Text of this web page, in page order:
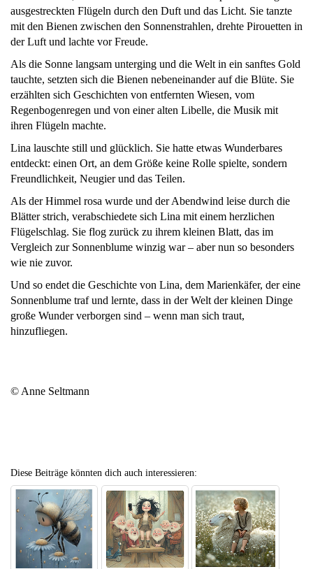
ausgestreckten Flügeln durch den Duft und das Licht. Sie tanzte
mit den Bienen zwischen den Sonnenstrahlen, drehte Pirouetten in
der Luft und lachte vor Freude.
Als die Sonne langsam unterging und die Welt in ein sanftes Gold
tauchte, setzten sich die Bienen nebeneinander auf die Blüte. Sie
erzählten sich Geschichten von entfernten Wiesen, vom
Regenbogenregen und von einer alten Libelle, die Musik mit
ihren Flügeln machte.
Lina lauschte still und glücklich. Sie hatte etwas Wunderbares
entdeckt: einen Ort, an dem Größe keine Rolle spielte, sondern
Freundlichkeit, Neugier und das Teilen.
Als der Himmel rosa wurde und der Abendwind leise durch die
Blätter strich, verabschiedete sich Lina mit einem herzlichen
Flügelschlag. Sie flog zurück zu ihrem kleinen Blatt, das im
Vergleich zur Sonnenblume winzig war – aber nun so besonders
wie nie zuvor.
Und so endet die Geschichte von Lina, dem Marienkäfer, der eine
Sonnenblume traf und lernte, dass in der Welt der kleinen Dinge
große Wunder verborgen sind – wenn man sich traut,
hinzufliegen.
© Anne Seltmann
Diese Beiträge könnten dich auch interessieren: